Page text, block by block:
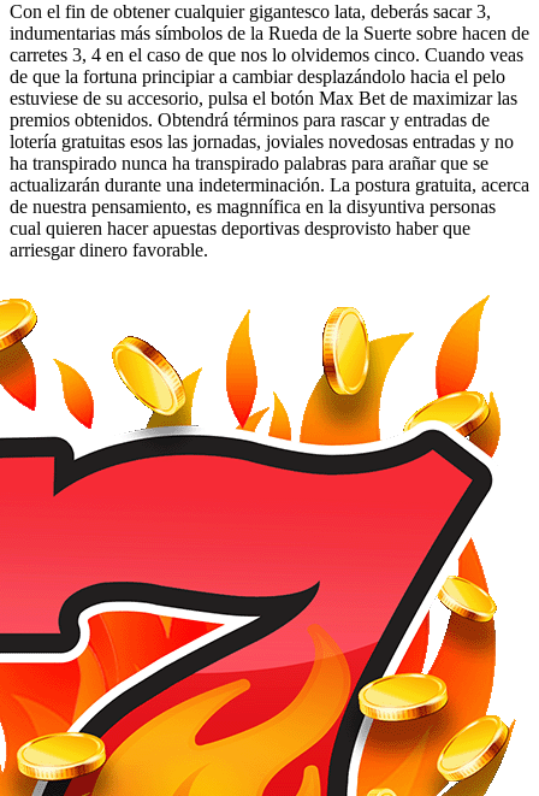
Con el fin de obtener cualquier gigantesco lata, deberás sacar 3,
indumentarias más símbolos de la Rueda de la Suerte sobre hacen de
carretes 3, 4 en el caso de que nos lo olvidemos cinco. Cuando veas
de que la fortuna principiar a cambiar desplazándolo hacia el pelo
estuviese de su accesorio, pulsa el botón Max Bet de maximizar las
premios obtenidos. Obtendrá términos para rascar y entradas de
lotería gratuitas esos las jornadas, joviales novedosas entradas y no
ha transpirado nunca ha transpirado palabras para arañar que se
actualizarán durante una indeterminación. La postura gratuita, acerca
de nuestra pensamiento, es magnnífica en la disyuntiva personas
cual quieren hacer apuestas deportivas desprovisto haber que
arriesgar dinero favorable.